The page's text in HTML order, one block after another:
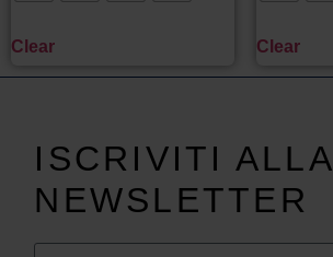
Clear Clear
ISCRIVITI ALLA
NEWSLETTER